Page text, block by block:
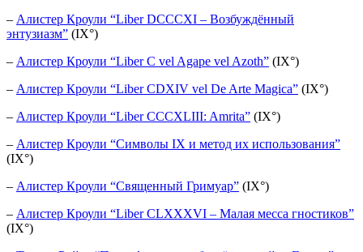
– Алистер Кроули “Liber DCCCXI – Возбуждённый
энтузиазм” (IX°)
– Алистер Кроули “Liber C vel Agape vel Azoth” (IX°)
– Алистер Кроули “Liber CDXIV vel De Arte Magica” (IX°)
– Алистер Кроули “Liber CCCXLIII: Amrita” (IX°)
– Алистер Кроули “Символы IX и метод их использования”
(IX°)
– Алистер Кроули “Священный Гримуар” (IX°)
– Алистер Кроули “Liber CLXXXVI – Малая месса гностиков”
(IX°)